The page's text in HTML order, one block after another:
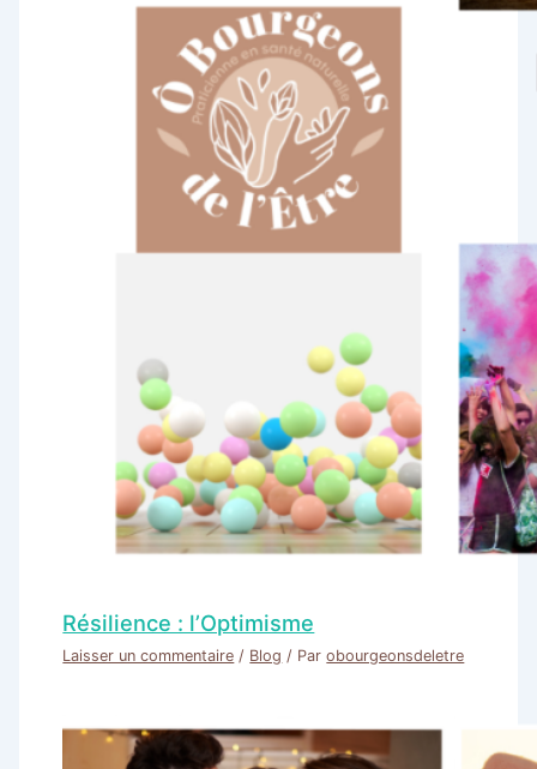
Résilience : l’Optimisme
Laisser un commentaire / Blog / Parobourgeonsdeletre